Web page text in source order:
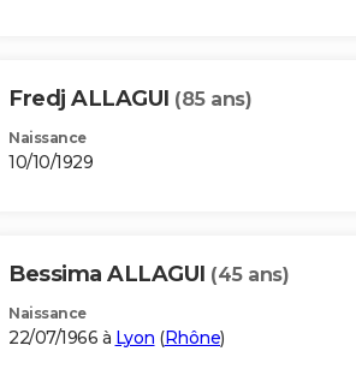
Fredj ALLAGUI (85 ans)
Naissance
10/10/1929
Bessima ALLAGUI (45 ans)
Naissance
22/07/1966 à Lyon (Rhône)